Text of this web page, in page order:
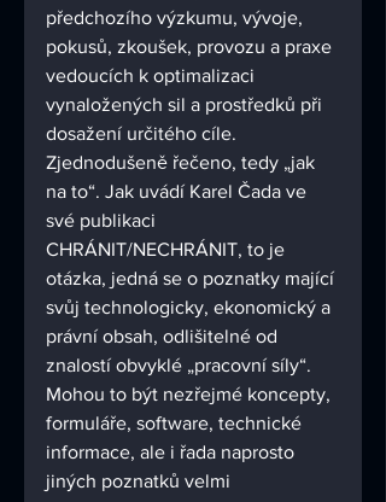
předchozího výzkumu, vývoje,
pokusů, zkoušek, provozu a praxe
vedoucích k optimalizaci
vynaložených sil a prostředků při
dosažení určitého cíle.
Zjednodušeně řečeno, tedy „jak
na to“. Jak uvádí Karel Čada ve
své publikaci
CHRÁNIT/NECHRÁNIT, to je
otázka, jedná se o poznatky mající
svůj technologicky, ekonomický a
právní obsah, odlišitelné od
znalostí obvyklé „pracovní síly“.
Mohou to být nezřejmé koncepty,
formuláře, software, technické
informace, ale i řada naprosto
jiných poznatků velmi